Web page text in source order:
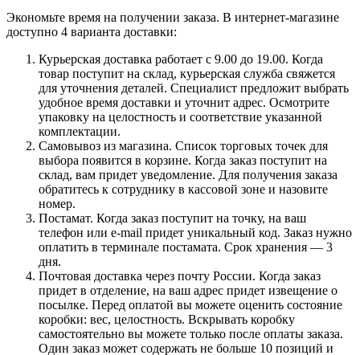
Экономьте время на получении заказа. В интернет-магазине
доступно 4 варианта доставки:
Курьерская доставка работает с 9.00 до 19.00. Когда
товар поступит на склад, курьерская служба свяжется
для уточнения деталей. Специалист предложит выбрать
удобное время доставки и уточнит адрес. Осмотрите
упаковку на целостность и соответствие указанной
комплектации.
Самовывоз из магазина. Список торговых точек для
выбора появится в корзине. Когда заказ поступит на
склад, вам придет уведомление. Для получения заказа
обратитесь к сотруднику в кассовой зоне и назовите
номер.
Постамат. Когда заказ поступит на точку, на ваш
телефон или e-mail придет уникальный код. Заказ нужно
оплатить в терминале постамата. Срок хранения — 3
дня.
Почтовая доставка через почту России. Когда заказ
придет в отделение, на ваш адрес придет извещение о
посылке. Перед оплатой вы можете оценить состояние
коробки: вес, целостность. Вскрывать коробку
самостоятельно вы можете только после оплаты заказа.
Один заказ может содержать не больше 10 позиций и